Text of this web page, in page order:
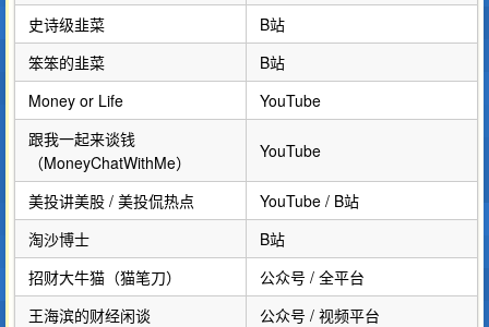
史诗级韭菜
B站
笨笨的韭菜
B站
Money or Life
YouTube
跟我一起来谈钱
（MoneyChatWithMe）
YouTube
美投讲美股 / 美投侃热点
YouTube / B站
淘沙博士
B站
招财大牛猫（猫笔刀）
公众号 / 全平台
王海滨的财经闲谈
公众号 / 视频平台